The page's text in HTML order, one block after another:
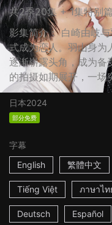
共2季20集 + 1集特别篇
影集简介： 白崎由岐
式成为恋人。羽山身为
逐渐崭露头角，成为备
的拍摄如期展开，一场
日本2024
部分免费
字幕
English
繁體中文
Tiếng Việt ภาษาไท
Deutsch Español